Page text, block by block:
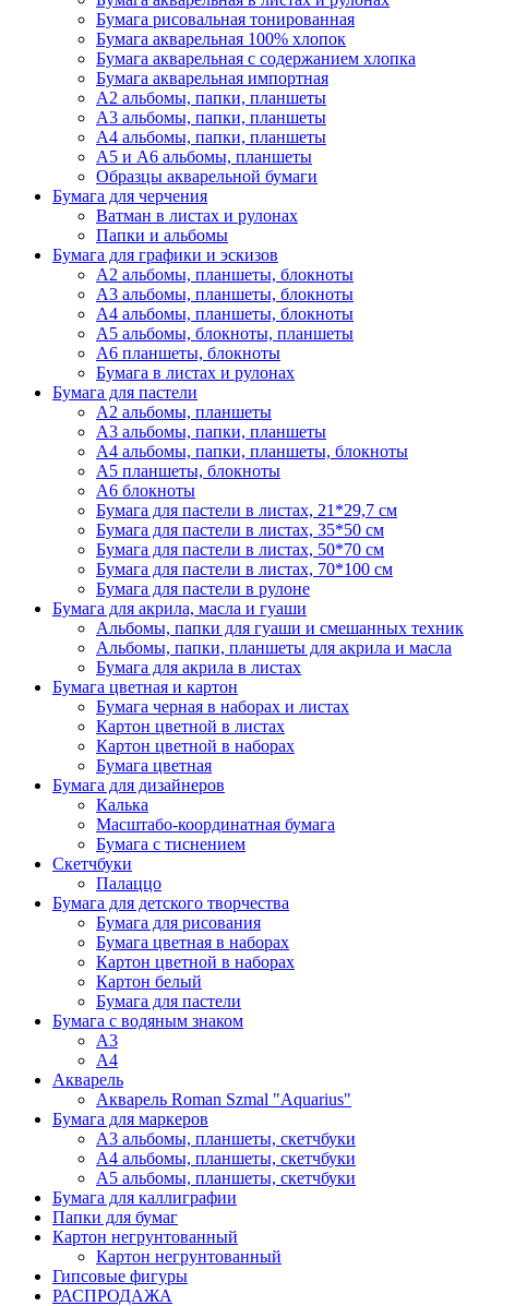
Бумага рисовальная тонированная
Бумага акварельная 100% хлопок
Бумага акварельная с содержанием хлопка
Бумага акварельная импортная
А2 альбомы, папки, планшеты
А3 альбомы, папки, планшеты
А4 альбомы, папки, планшеты
А5 и А6 альбомы, планшеты
Образцы акварельной бумаги
Бумага для черчения
Ватман в листах и рулонах
Папки и альбомы
Бумага для графики и эскизов
А2 альбомы, планшеты, блокноты
А3 альбомы, планшеты, блокноты
А4 альбомы, планшеты, блокноты
А5 альбомы, блокноты, планшеты
А6 планшеты, блокноты
Бумага в листах и рулонах
Бумага для пастели
А2 альбомы, планшеты
А3 альбомы, папки, планшеты
А4 альбомы, папки, планшеты, блокноты
А5 планшеты, блокноты
А6 блокноты
Бумага для пастели в листах, 21*29,7 см
Бумага для пастели в листах, 35*50 см
Бумага для пастели в листах, 50*70 см
Бумага для пастели в листах, 70*100 см
Бумага для пастели в рулоне
Бумага для акрила, масла и гуаши
Альбомы, папки для гуаши и смешанных техник
Альбомы, папки, планшеты для акрила и масла
Бумага для акрила в листах
Бумага цветная и картон
Бумага черная в наборах и листах
Картон цветной в листах
Картон цветной в наборах
Бумага цветная
Бумага для дизайнеров
Калька
Масштабо-координатная бумага
Бумага с тиснением
Скетчбуки
Палаццо
Бумага для детского творчества
Бумага для рисования
Бумага цветная в наборах
Картон цветной в наборах
Картон белый
Бумага для пастели
Бумага с водяным знаком
А3
А4
Акварель
Акварель Roman Szmal "Aquarius"
Бумага для маркеров
А3 альбомы, планшеты, скетчбуки
А4 альбомы, планшеты, скетчбуки
А5 альбомы, планшеты, скетчбуки
Бумага для каллиграфии
Папки для бумаг
Картон негрунтованный
Картон негрунтованный
Гипсовые фигуры
РАСПРОДАЖА